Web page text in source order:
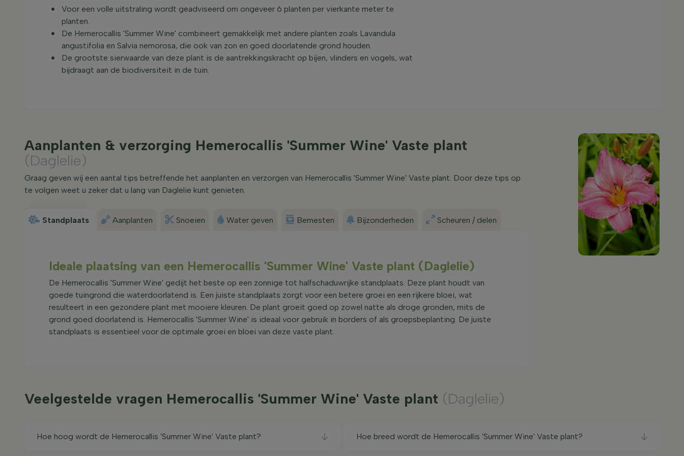
Voor een volle uitstraling wordt geadviseerd om ongeveer 6 planten per vierkante meter te
planten.
De Hemerocallis 'Summer Wine' combineert gemakkelijk met andere planten zoals Lavandula
angustifolia en Salvia nemorosa, die ook van zon en goed doorlatende grond houden.
De grootste sierwaarde van deze plant is de aantrekkingskracht op bijen, vlinders en vogels, wat
bijdraagt aan de biodiversiteit in de tuin.
Aanplanten & verzorging Hemerocallis 'Summer Wine' Vaste plant
(Daglelie)
Graag geven wij een aantal tips betreffende het aanplanten en verzorgen van Hemerocallis 'Summer Wine' Vaste plant. Door deze tips op
te volgen weet u zeker dat u lang van Daglelie kunt genieten.
Standplaats Aanplanten Snoeien Water geven Bemesten Bijzonderheden Scheuren / delen
Ideale plaatsing van een Hemerocallis 'Summer Wine' Vaste plant (Daglelie)
De Hemerocallis 'Summer Wine' gedijt het beste op een zonnige tot halfschaduwrijke standplaats. Deze plant houdt van
goede tuingrond die waterdoorlatend is. Een juiste standplaats zorgt voor een betere groei en een rijkere bloei, wat
resulteert in een gezondere plant met mooiere kleuren. De plant groeit goed op zowel natte als droge gronden, mits de
grond goed doorlatend is. Hemerocallis 'Summer Wine' is ideaal voor gebruik in borders of als groepsbeplanting. De juiste
standplaats is essentieel voor de optimale groei en bloei van deze vaste plant.
Veelgestelde vragen Hemerocallis 'Summer Wine' Vaste plant (Daglelie)
Hoe hoog wordt de Hemerocallis 'Summer Wine' Vaste plant? Hoe breed wordt de Hemerocallis 'Summer Wine' Vaste plant?